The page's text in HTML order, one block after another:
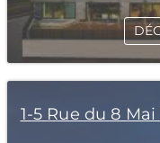
1-5 Rue du 8 Mai